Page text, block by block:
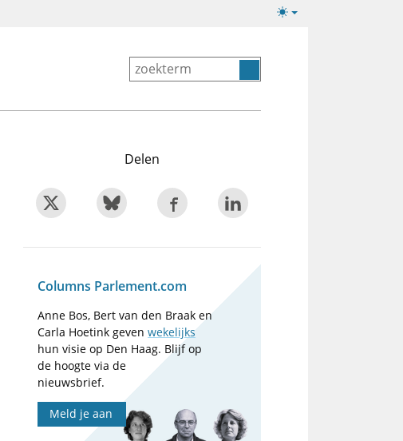
Lichte/donkere
Delen
Columns Parlement.com
Anne Bos, Bert van den Braak en
Carla Hoetink gevenwekelijks
hun visie op Den Haag. Blijf op
de hoogte via de
nieuwsbrief.
Meld je aan